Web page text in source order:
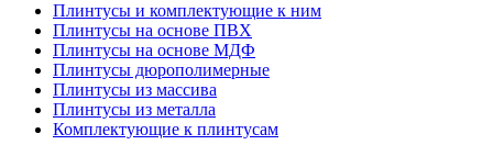
Плинтусы и комплектующие к ним
Плинтусы на основе ПВХ
Плинтусы на основе МДФ
Плинтусы дюрополимерные
Плинтусы из массива
Плинтусы из металла
Комплектующие к плинтусам